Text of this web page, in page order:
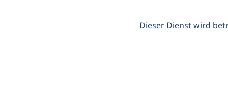
Dieser Dienst wird